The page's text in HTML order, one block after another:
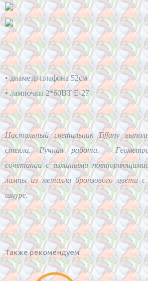
• диаметр плафона 52см
• лампочки 2*60BT E-27
Настольный светильник Tiffany
стекла. Ручная работа.
сочетании с изящными
лампы из металла бронзового цвета
шнуре.
Также рекомендуем: